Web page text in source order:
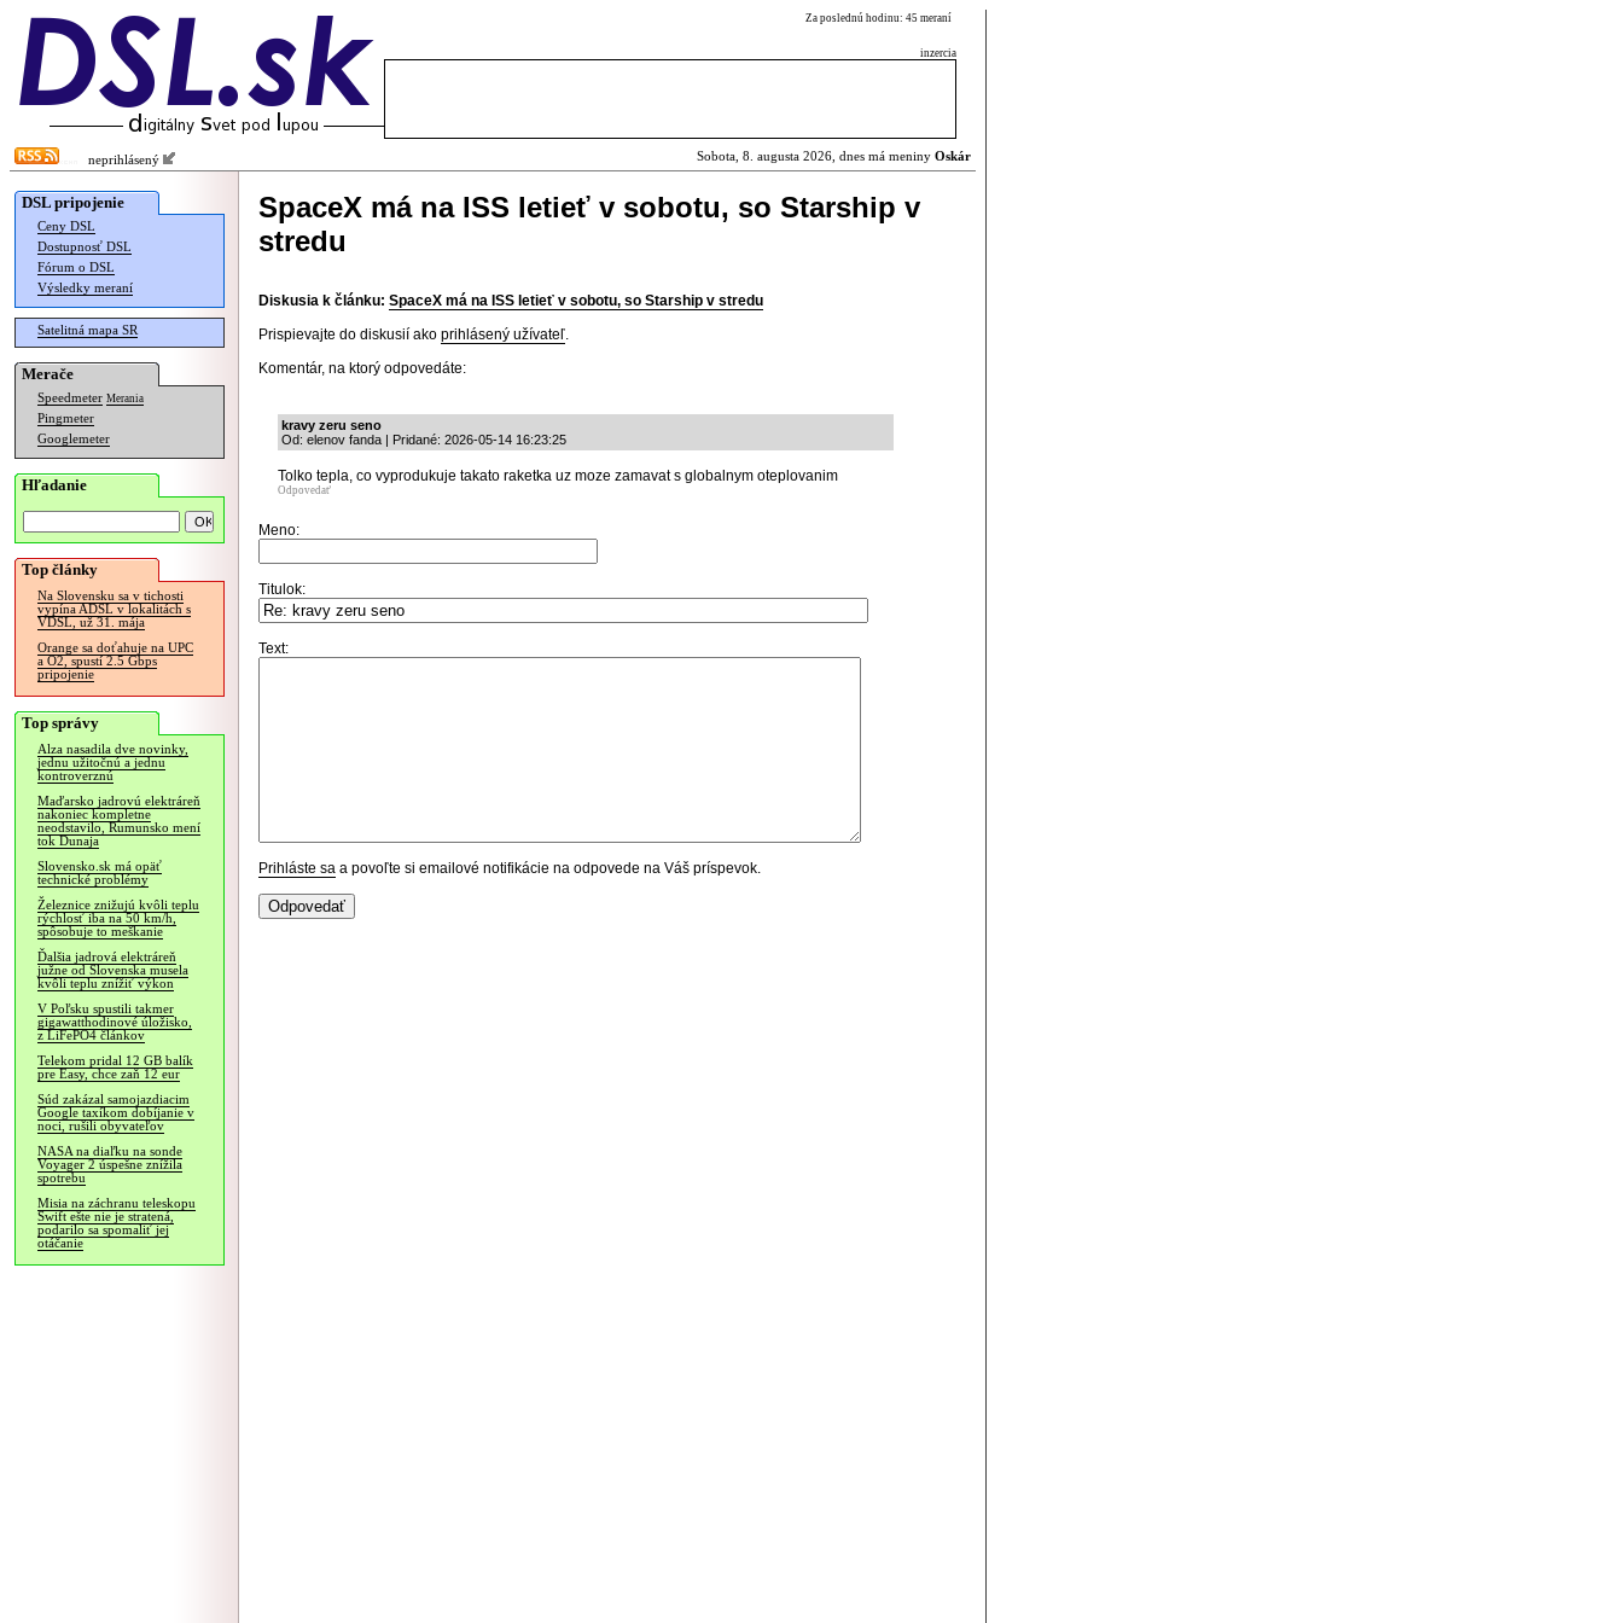
Za poslednú hodinu: 45 meraní
inzercia
neprihlásený Sobota, 8. augusta 2026, dnes má meniny Oskár
DSL pripojenie
Ceny DSL
Dostupnosť DSL
Fórum o DSL
Výsledky meraní
Satelitná mapa SR
Merače
Speedmeter Merania
Pingmeter
Googlemeter
Hľadanie
Top články
Na Slovensku sa v tichosti
vypína ADSL v lokalitách s
VDSL, už 31. mája
Orange sa doťahuje na UPC
a O2, spustí 2.5 Gbps
pripojenie
Top správy
Alza nasadila dve novinky,
jednu užitočnú a jednu
kontroverznú
Maďarsko jadrovú elektráreň
nakoniec kompletne
neodstavilo, Rumunsko mení
tok Dunaja
Slovensko.sk má opäť
technické problémy
Železnice znižujú kvôli teplu
rýchlosť iba na 50 km/h,
spôsobuje to meškanie
Ďalšia jadrová elektráreň
južne od Slovenska musela
kvôli teplu znížiť výkon
V Poľsku spustili takmer
gigawatthodinové úložisko,
z LiFePO4 článkov
Telekom pridal 12 GB balík
pre Easy, chce zaň 12 eur
Súd zakázal samojazdiacim
Google taxíkom dobíjanie v
noci, rušili obyvateľov
NASA na diaľku na sonde
Voyager 2 úspešne znížila
spotrebu
Misia na záchranu teleskopu
Swift ešte nie je stratená,
podarilo sa spomaliť jej
otáčanie
SpaceX má na ISS letieť v sobotu, so Starship v
stredu
Diskusia k článku: SpaceX má na ISS letieť v sobotu, so Starship v stredu
Prispievajte do diskusií ako prihlásený užívateľ.
Komentár, na ktorý odpovedáte:
kravy zeru seno
Od: elenov fanda | Pridané: 2026-05-14 16:23:25
Tolko tepla, co vyprodukuje takato raketka uz moze zamavat s globalnym oteplovanim
Odpovedať
Meno:
Titulok:
Text:
Prihláste sa a povoľte si emailové notifikácie na odpovede na Váš príspevok.